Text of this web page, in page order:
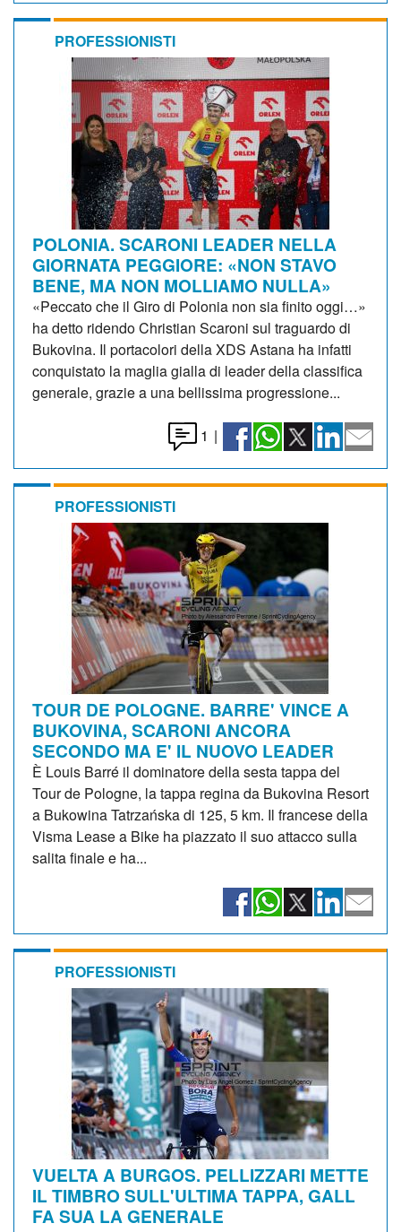
PROFESSIONISTI
POLONIA. SCARONI LEADER NELLA
GIORNATA PEGGIORE: «NON STAVO
BENE, MA NON MOLLIAMO NULLA»
«Peccato che il Giro di Polonia non sia finito oggi…»
ha detto ridendo Christian Scaroni sul traguardo di
Bukovina. Il portacolori della XDS Astana ha infatti
conquistato la maglia gialla di leader della classifica
generale, grazie a una bellissima progressione...
1 |
PROFESSIONISTI
TOUR DE POLOGNE. BARRE' VINCE A
BUKOVINA, SCARONI ANCORA
SECONDO MA E' IL NUOVO LEADER
È Louis Barré il dominatore della sesta tappa del
Tour de Pologne, la tappa regina da Bukovina Resort
a Bukowina Tatrzańska di 125, 5 km. Il francese della
Visma Lease a Bike ha piazzato il suo attacco sulla
salita finale e ha...
PROFESSIONISTI
VUELTA A BURGOS. PELLIZZARI METTE
IL TIMBRO SULL'ULTIMA TAPPA, GALL
FA SUA LA GENERALE